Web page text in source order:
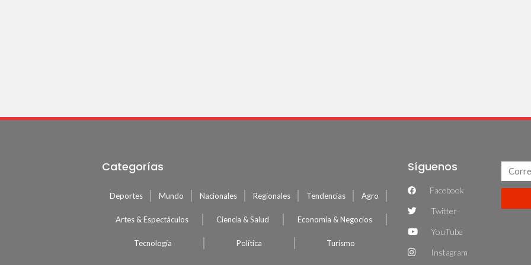
Categorías
Deportes Mundo Nacionales Regionales Tendencias Agro
Artes & Espectáculos Ciencia & Salud Economía & Negocios
Tecnología Política Turismo
Síguenos
Facebook
Twitter
YouTube
Instagram